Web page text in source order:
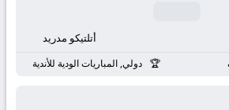
أتلتيكو مدريد
دولي, المباريات الودية للأندية